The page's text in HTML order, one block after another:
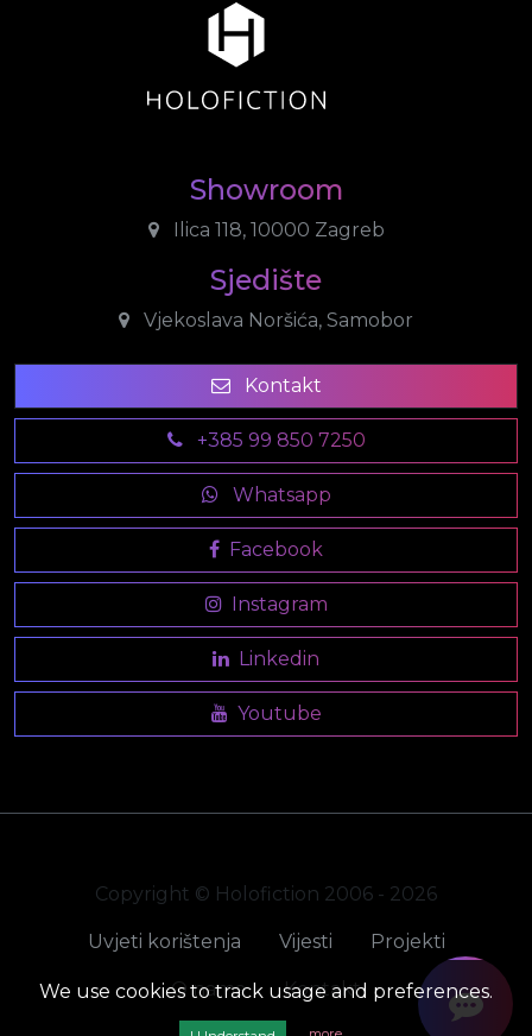
We use cookies to track usage and preferences.
Showroom
Ilica 118, 10000 Zagreb
Sjedište
Vjekoslava Noršića, Samobor
Kontakt
+385 99 850 7250
Whatsapp
Facebook
Instagram
Linkedin
Youtube
Copyright © Holofiction 2006 - 2026
Uvjeti korištenja Vijesti Projekti
O nama Kontakt